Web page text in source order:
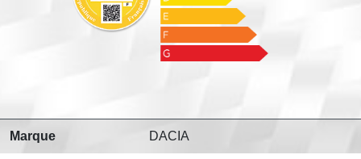
Marque DACIA